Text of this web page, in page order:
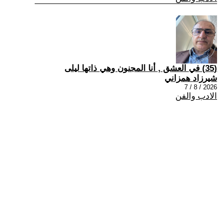
(35) في العشق , أنا المجنون وهي ذاتها ليلى
شيرزاد همزاني
2026 / 8 / 7
الادب والفن